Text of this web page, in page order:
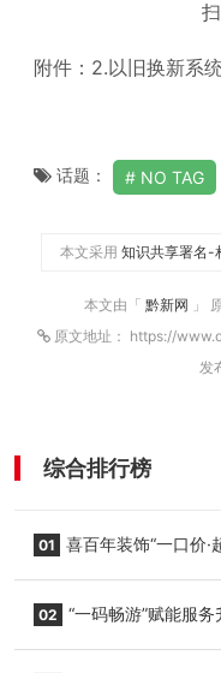
附件：2.以旧换新系
话题： NO TAG
本文采用 知识共享署名-
本文由「 黔新网 」
原文地址： https://
发
综合排行榜
01 喜百年装饰“一口价
02 “一码畅游”赋能服